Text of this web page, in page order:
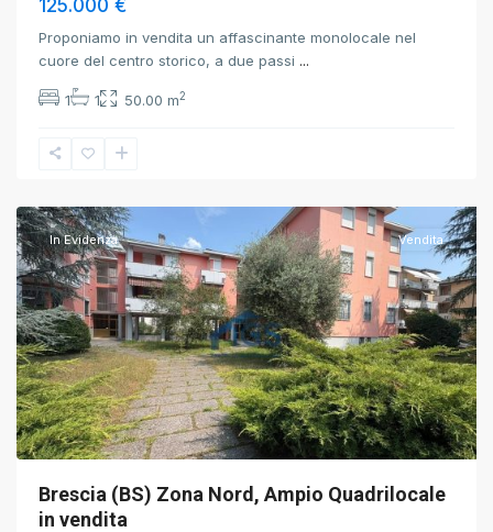
125.000 €
Proponiamo in vendita un affascinante monolocale nel
cuore del centro storico, a due passi ...
1 1 50.00 m2
Brescia,
In Evidenza Vendita
Brescia (BS) Zona Nord, Ampio Quadrilocale
in vendita